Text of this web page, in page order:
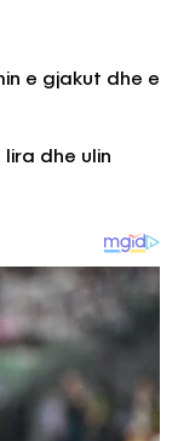
e gjakut dhe e
dhe ulin